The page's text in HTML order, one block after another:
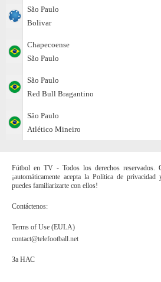
São Paulo
Bolivar
Chapecoense
São Paulo
São Paulo
Red Bull Bragantino
São Paulo
Atlético Mineiro
Fútbol en TV - Todos los derechos reservados.
¡automáticamente acepta la Política de
puedes familiarizarte con ellos!
Contáctenos:
Terms of Use (EULA)
contact@telefootball.net
За НАС